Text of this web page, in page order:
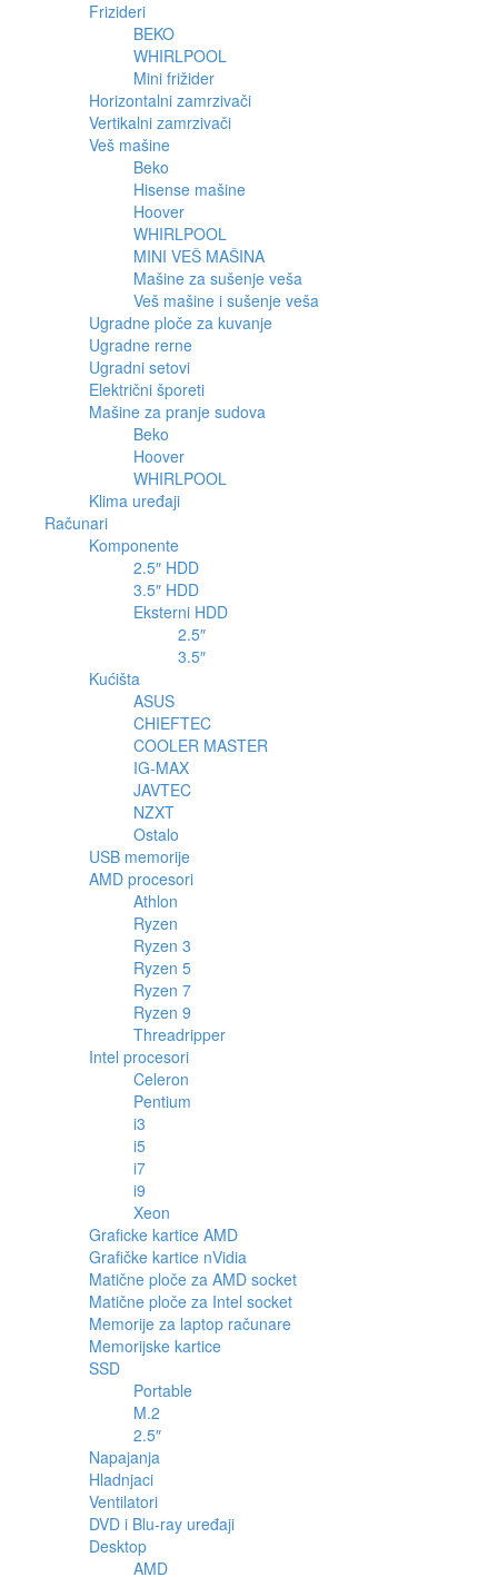
Frizideri
BEKO
WHIRLPOOL
Mini frižider
Horizontalni zamrzivači
Vertikalni zamrzivači
Veš mašine
Beko
Hisense mašine
Hoover
WHIRLPOOL
MINI VEŠ MAŠINA
Mašine za sušenje veša
Veš mašine i sušenje veša
Ugradne ploče za kuvanje
Ugradne rerne
Ugradni setovi
Električni šporeti
Mašine za pranje sudova
Beko
Hoover
WHIRLPOOL
Klima uređaji
Računari
Komponente
2.5″ HDD
3.5″ HDD
Eksterni HDD
2.5″
3.5″
Kućišta
ASUS
CHIEFTEC
COOLER MASTER
IG-MAX
JAVTEC
NZXT
Ostalo
USB memorije
AMD procesori
Athlon
Ryzen
Ryzen 3
Ryzen 5
Ryzen 7
Ryzen 9
Threadripper
Intel procesori
Celeron
Pentium
i3
i5
i7
i9
Xeon
Graficke kartice AMD
Grafičke kartice nVidia
Matične ploče za AMD socket
Matične ploče za Intel socket
Memorije za laptop računare
Memorijske kartice
SSD
Portable
M.2
2.5″
Napajanja
Hladnjaci
Ventilatori
DVD i Blu-ray uređaji
Desktop
AMD